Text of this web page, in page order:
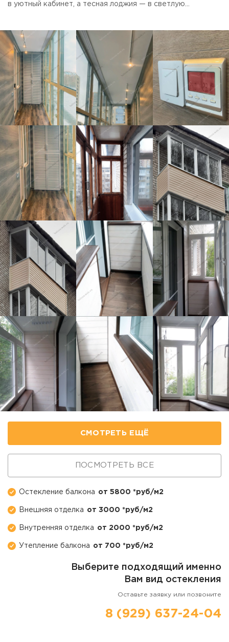
в уютный кабинет, а тесная лоджия — в светлую
то, что нравится — просто скажите, мы сделаем так же.
Остекление балкона от 5800 *руб/м2
Внешняя отделка от 3000 *руб/м2
Внутренняя отделка от 2000 *руб/м2
Утепление балкона от 700 *руб/м2
СМОТРЕТЬ ЕЩЁ
ПОСМОТРЕТЬ ВСЕ
Выберите подходящий именно
Вам вид остекления
Оставьте заявку или позвоните
8 (929) 637-24-04